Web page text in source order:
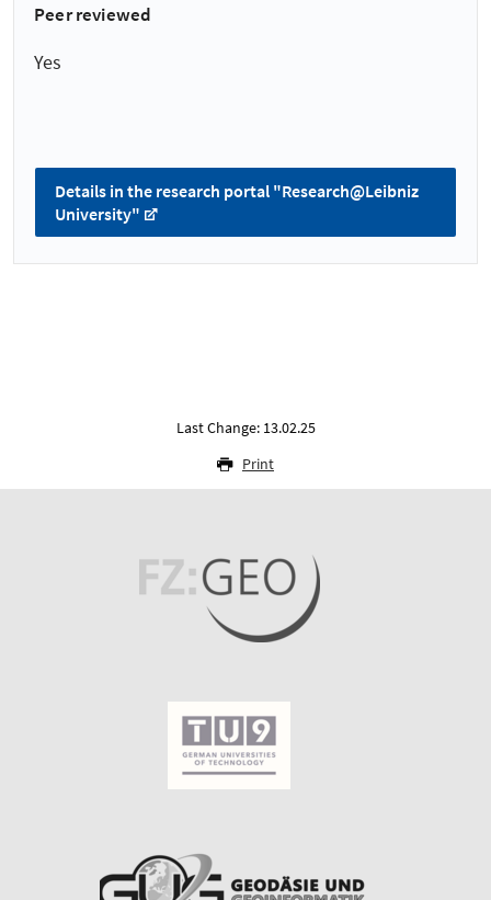
Peer reviewed
Yes
Details in the research portal "Research@Leibniz
University"
Last Change: 13.02.25
Print